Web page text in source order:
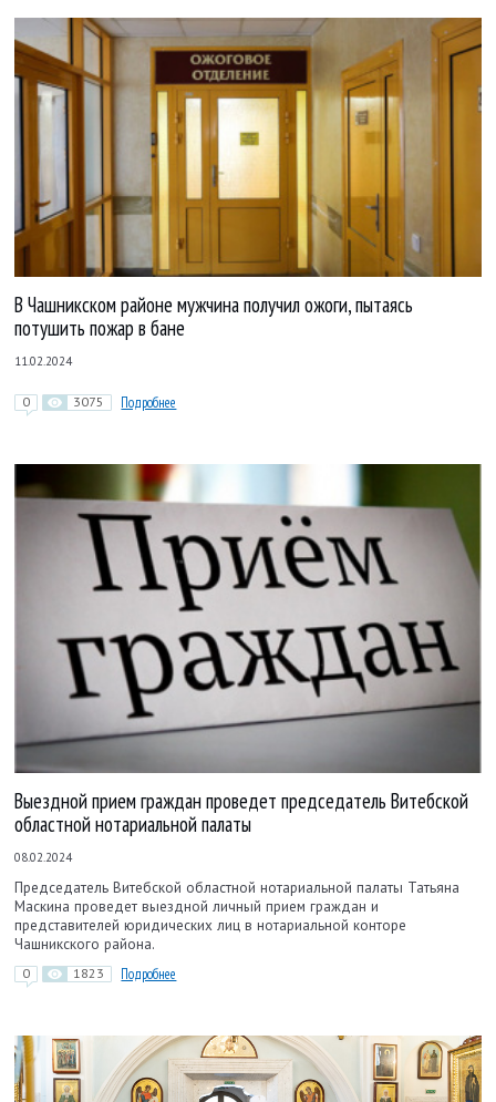
В Чашникском районе мужчина получил ожоги, пытаясь
потушить пожар в бане
11.02.2024
0 3075 Подробнее
Выездной прием граждан проведет председатель Витебской
областной нотариальной палаты
08.02.2024
Председатель Витебской областной нотариальной палаты Татьяна
Маскина проведет выездной личный прием граждан и
представителей юридических лиц в нотариальной конторе
Чашникского района.
0 1823 Подробнее